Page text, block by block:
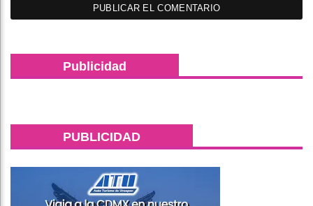
Publicidad
PUBLICIDAD